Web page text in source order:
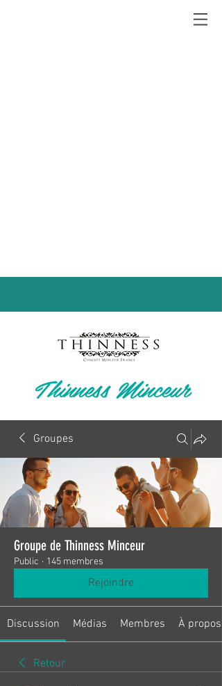
Thinness Minceur
Groupes
Groupe de Thinness Minceur
Public · 145 membres
Rejoindre
Discussion Médias Membres À propos
Retour